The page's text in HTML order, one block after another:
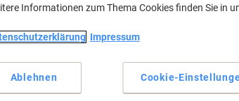
in Fotoqualität
Ihre farbigen Schnappschüsse
Preis.
Mehr
Informationen zum Thema Cookies finden Sie in
Impressum
Cookie-
Ablehnen